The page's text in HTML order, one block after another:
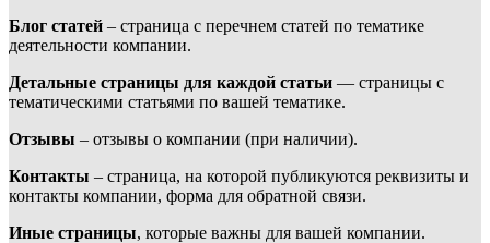
Блог статей – страница с перечнем статей по тематике
деятельности компании.
Детальные страницы для каждой статьи — страницы с
тематическими статьями по вашей тематике.
Отзывы – отзывы о компании (при наличии).
Контакты – страница, на которой публикуются реквизиты и
контакты компании, форма для обратной связи.
Иные страницы, которые важны для вашей компании.